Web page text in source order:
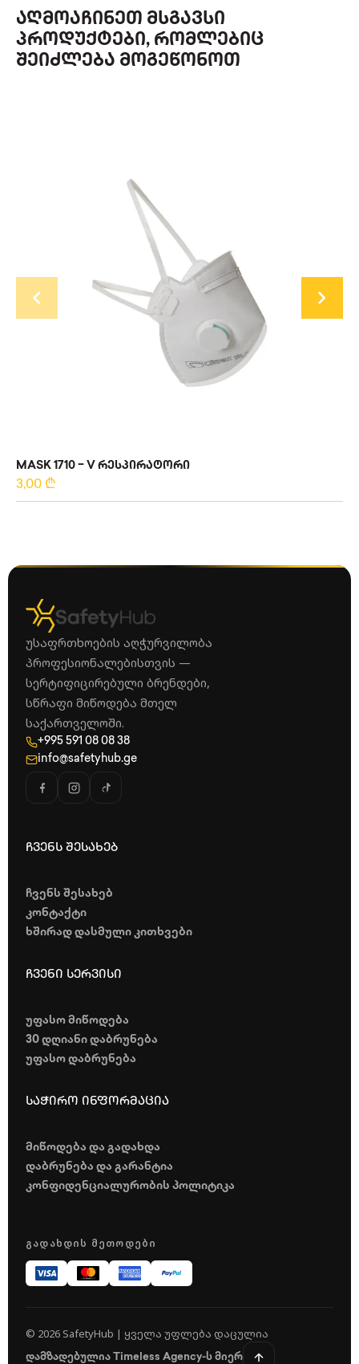
ᲐᲦᲛᲝᲐᲩᲘᲜᲔᲗ ᲛᲡᲒᲐᲕᲡᲘ
ᲞᲠᲝᲓᲣᲥᲢᲔᲑᲘ, ᲠᲝᲛᲚᲔᲑᲘᲪ
ᲨᲔᲘᲫᲚᲔᲑᲐ ᲛᲝᲒᲔᲬᲝᲜᲝᲗ
MASK 1710 – V ᲠᲔᲡᲞᲘᲠᲐᲢᲝᲠᲘ
3,00 ₾
უსაფრთხოების აღჭურვილობა
პროფესიონალებისთვის —
სერტიფიცირებული ბრენდები,
სწრაფი მიწოდება მთელ
საქართველოში.
+995 591 08 08 38
info@safetyhub.ge
ჩვენს შესახებ
ჩვენს შესახებ
კონტაქტი
ხშირად დასმული კითხვები
ჩვენი სერვისი
უფასო მიწოდება
30 დღიანი დაბრუნება
უფასო დაბრუნება
საჭირო ინფორმაცია
მიწოდება და გადახდა
დაბრუნება და გარანტია
კონფიდენციალურობის პოლიტიკა
ᲒᲐᲓᲐᲮᲓᲘᲡ ᲛᲔᲗᲝᲓᲔᲑᲘ
© 2026 SafetyHub | ყველა უფლება დაცულია
დამზადებულია Timeless Agency-ს მიერ